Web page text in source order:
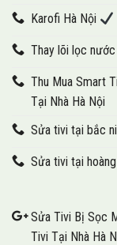
Karofi Hà Nội
Thay lõi lọc
Thu Mua Smart
Tại Nhà Hà Nội
Sửa tivi tại bắc
Sửa tivi tại
Sửa Tivi Bị Sọc
Tivi Tại Nhà Hà